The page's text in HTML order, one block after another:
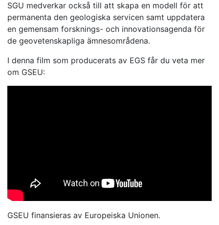
SGU medverkar också till att skapa en modell för att
permanenta den geologiska servicen samt uppdatera
en gemensam forsknings- och innovationsagenda för
de geovetenskapliga ämnesområdena.
I denna film som producerats av EGS får du veta mer
om GSEU:
GSEU finansieras av Europeiska Unionen.